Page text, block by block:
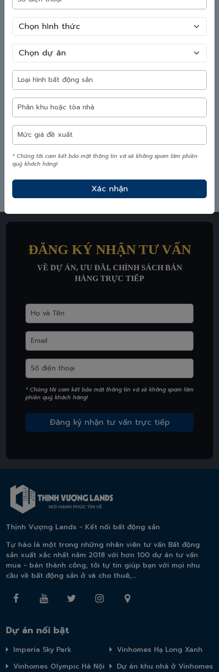
Tham quan Virtual Tour
toàn dự án
ĐĂNG KÝ NHẬN TƯ VẤN
VỀ DỰ ÁN, ƯU ĐÃI, CHÍNH SÁCH BÁN
HÀNG TRỰC TIẾP
* Chúng tôi cam kết bảo mật thông tin và sẽ không spam làm
phiền quý khách hàng!
Thịnh Vượng Lands - Kết nối bất động sản
Tự hào là một trong những nhân viên tư vấn Bất động
sản xuất xắc nhất năm 2018 với hơn 100 dự án tư vấn
mua - bán thành công, tôi tự tin giúp bạn với mọi nhu
cầu về bất động sản ở và cho thuê,...
Dự án nổi bật
Imperia Sky Park
Vinhomes Hạ Long Xanh
Vinhomes Olympic Hà Nội
Dự án khu nhà ở Vinhomes
* Chúng tôi cam kết bảo mật thông tin và sẽ không spam làm phiền
quý khách hàng!